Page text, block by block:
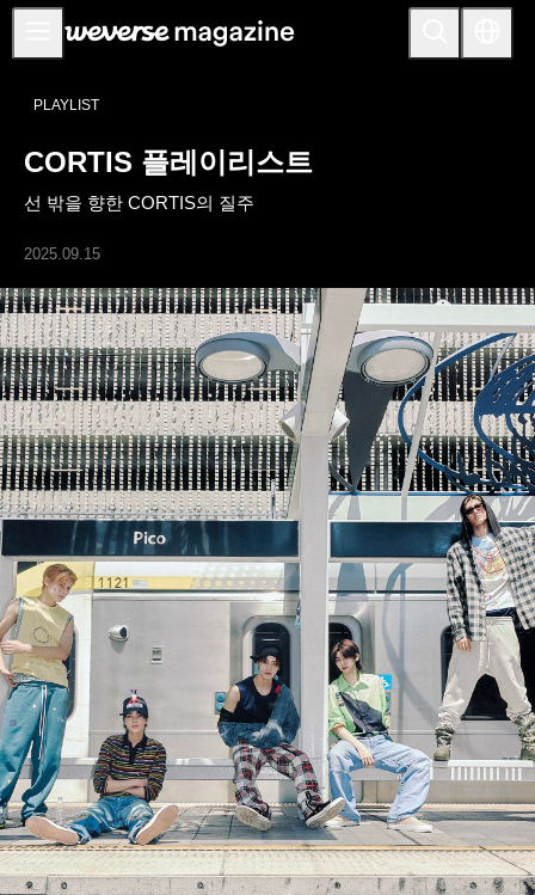
공지사항
FEATURE
INTERVIEW
REVIEW
INTERACTIVE
FIRST+VIEW
THE
INDUSTRY
PLAYLIST
NoW
ALL
ARTICLES
LOGIN
PLAYLIST
CORTIS 플레이리스트
선 밖을 향한 CORTIS의 질주
2025.09.15